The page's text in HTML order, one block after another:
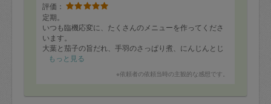
評価：
定期。
いつも臨機応変に、たくさんのメニューを作ってくださ
います。
大葉と茄子の旨だれ、手羽のさっぱり煮、にんじんとじ
ゃこの炒め物など
もっと見る
※依頼者の依頼当時の主観的な感想です。